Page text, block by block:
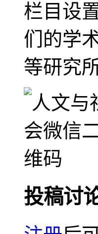
栏目设
们的学
等研究
投稿讨